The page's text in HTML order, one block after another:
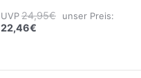
UVP24,95€ unser Preis:
22,46€